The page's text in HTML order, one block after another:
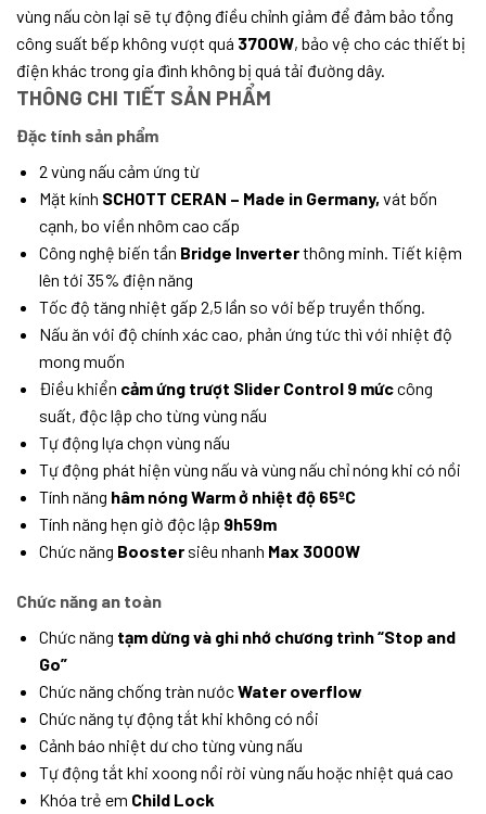
vùng nấu còn lại sẽ tự động điều chỉnh giảm để đảm bảo tổng
công suất bếp không vượt quá 3700W, bảo vệ cho các thiết bị
điện khác trong gia đình không bị quá tải đường dây.
THÔNG CHI TIẾT SẢN PHẨM
Đặc tính sản phẩm
2 vùng nấu cảm ứng từ
Mặt kính SCHOTT CERAN – Made in Germany, vát bốn
cạnh, bo viền nhôm cao cấp
Công nghệ biến tần Bridge Inverterthông minh. Tiết kiệm
lên tới 35% điện năng
Tốc độ tăng nhiệt gấp 2,5 lần so với bếp truyền thống.
Nấu ăn với độ chính xác cao, phản ứng tức thì với nhiệt độ
mong muốn
Điều khiển cảm ứng trượt Slider Control 9 mứccông
suất, độc lập cho từng vùng nấu
Tự động lựa chọn vùng nấu
Tự động phát hiện vùng nấu và vùng nấu chỉ nóng khi có nồi
Tính năng hâm nóng Warm ở nhiệt độ 65ºC
Tính năng hẹn giờ độc lập 9h59m
Chức năng Boostersiêu nhanh Max 3000W
Chức năng an toàn
Chức năng tạm dừng và ghi nhớ chương trình “Stop and
Go”
Chức năng chống tràn nướcWater overflow
Chức năng tự động tắt khi không có nồi
Cảnh báo nhiệt dư cho từng vùng nấu
Tự động tắt khi xoong nồi rời vùng nấu hoặc nhiệt quá cao
Khóa trẻ em Child Lock